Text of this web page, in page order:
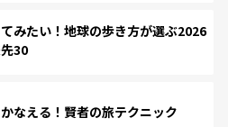
みたい！地球の歩き方が選ぶ2026
30
なえる！賢者の旅テクニック